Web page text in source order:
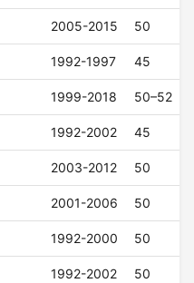
2005-2015 50
1992-1997 45
1999-2018 50–52
1992-2002 45
2003-2012 50
2001-2006 50
1992-2000 50
1992-2002 50